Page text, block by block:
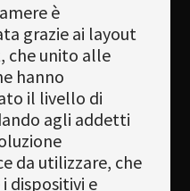
è
grazie ai layout
che unito alle
hanno
il livello di
agli addetti
da utilizzare, che
dispositivi e